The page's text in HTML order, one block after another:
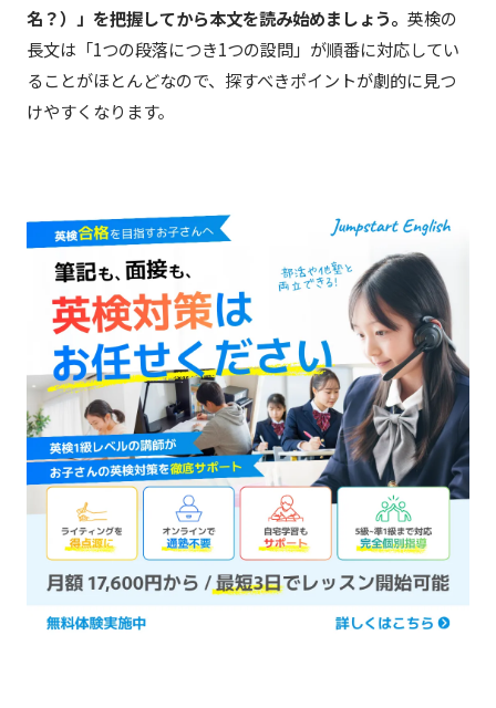
名？）」を把握してから本文を読み始めましょう。 英検の
長文は「1つの段落につき1つの設問」が順番に対応してい
ることがほとんどなので、探すべきポイントが劇的に見つ
けやすくなります。